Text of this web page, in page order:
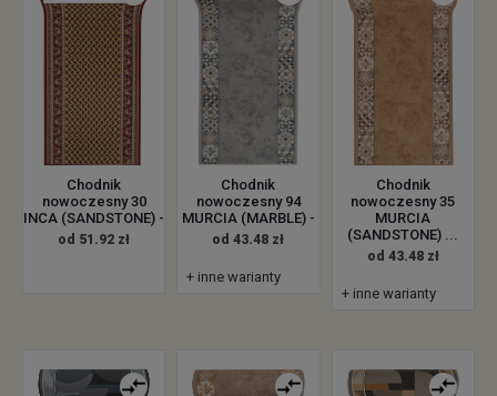
Chodnik
nowoczesny 30
INCA (SANDSTONE) -
od 51.92 zł
Chodnik
nowoczesny 94
MURCIA (MARBLE) -
od 43.48 zł
+ inne warianty
Chodnik
nowoczesny 35
MURCIA
(SANDSTONE) ...
od 43.48 zł
+ inne warianty